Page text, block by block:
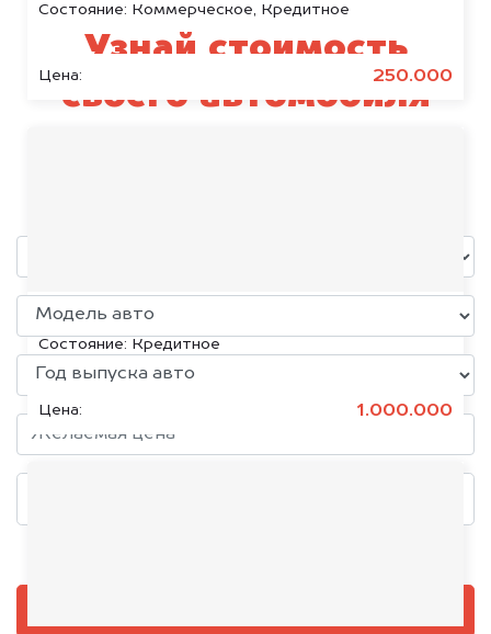
Состояние: Коммерческое, Кредитное
Цена: 250.000
KIA K5, 2020
Состояние: Кредитное
Цена: 1.000.000
Узнай стоимость
своего автомобиля